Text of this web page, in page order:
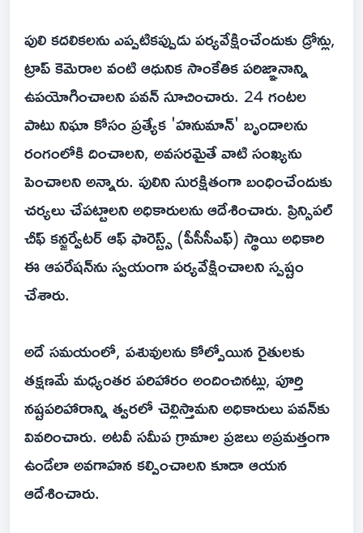
పులి కదలికలను ఎప్పటికప్పుడు పర్యవేక్షించేందుకు డ్రోన్లు,
ట్రాప్ కెమెరాల వంటి ఆధునిక సాంకేతిక పరిజ్ఞానాన్ని
ఉపయోగించాలని పవన్ సూచించారు. 24 గంటల
పాటు నిఘా కోసం ప్రత్యేక 'హనుమాన్' బృందాలను
రంగంలోకి దించాలని, అవసరమైతే వాటి సంఖ్యను
పెంచాలని అన్నారు. పులిని సురక్షితంగా బంధించేందుకు
చర్యలు చేపట్టాలని అధికారులను ఆదేశించారు. ప్రిన్సిపల్
చీఫ్ కన్జర్వేటర్ ఆఫ్ ఫారెస్ట్స్ (పీసీసీఎఫ్) స్థాయి అధికారి
ఈ ఆపరేషన్‌ను స్వయంగా పర్యవేక్షించాలని స్పష్టం
చేశారు.
అదే సమయంలో, పశువులను కోల్పోయిన రైతులకు
తక్షణమే మధ్యంతర పరిహారం అందించినట్లు, పూర్తి
నష్టపరిహారాన్ని త్వరలో చెల్లిస్తామని అధికారులు పవన్‌కు
వివరించారు. అటవీ సమీప గ్రామాల ప్రజలు అప్రమత్తంగా
ఉండేలా అవగాహన కల్పించాలని కూడా ఆయన
ఆదేశించారు.